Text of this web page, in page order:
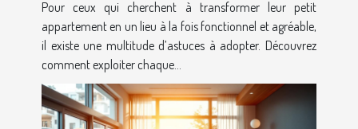
Pour ceux qui cherchent à transformer leur petit
appartement en un lieu à la fois fonctionnel et agréable,
il existe une multitude d’astuces à adopter. Découvrez
comment exploiter chaque...